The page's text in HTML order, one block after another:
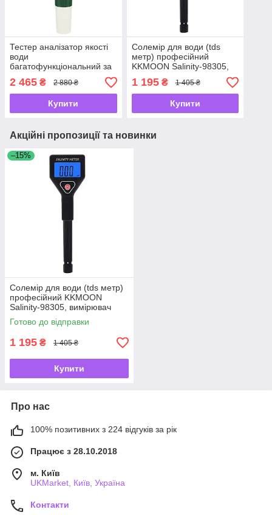
Тестер аналізатор якості
води
багатофункціональний за
10 параметрами Nectronix
JQ-006 -UKMarket-
2 465 ₴ 2 880 ₴
Купити
Солемір для води (tds
метр) професійний
KKMOON Salinity-98305,
вимірювач солоності води
-UKMarket-
1 195₴ 1 405 ₴
Купити
Акційні пропозиції та новинки
–15%
Солемір для води (tds метр)
професійний KKMOON
Salinity-98305, вимірювач
солоності води -UKMarket-
Готово до відправки
1 195 ₴ 1 405 ₴
Купити
Про нас
100% позитивних з 224 відгуків за рік
Працює з 28.10.2018
м. Київ
UKMarket, Київ, Україна
Контакти